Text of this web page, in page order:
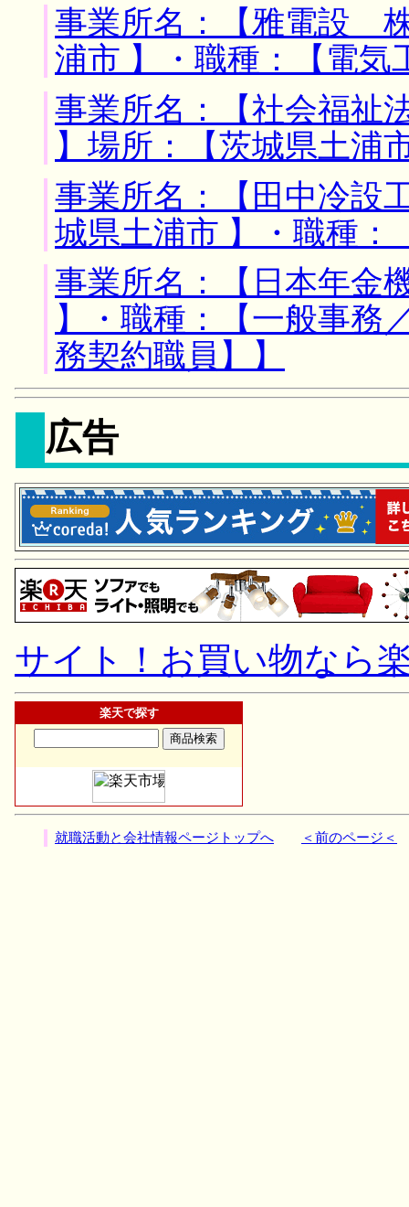
事業所名：【雅電設
浦市 】・職種：【電気
事業所名：【社会福
】場所：【茨城県土浦
事業所名：【田中冷設
城県土浦市 】・職種：
事業所名：【日本年金
】・職種：【一般事
務契約職員】】
広告
サイト！お買い物なら
楽天で探す
就職活動と会社情報ページトップへ ＜前のページ＜